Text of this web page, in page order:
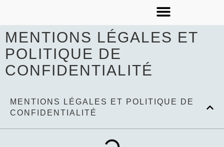
MENTIONS LÉGALES ET
POLITIQUE DE
CONFIDENTIALITÉ
MENTIONS LÉGALES ET POLITIQUE DE
CONFIDENTIALITÉ